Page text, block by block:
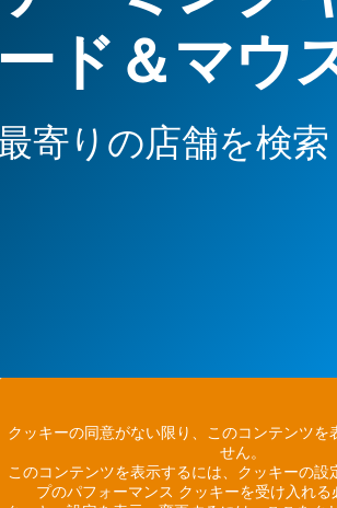
ド＆マウ
寄りの店舗を検索
クッキーの同意がない限り、このコンテンツを
せん。
このコンテンツを表示するには、クッキーの設
プのパフォーマンス クッキーを受け入れる